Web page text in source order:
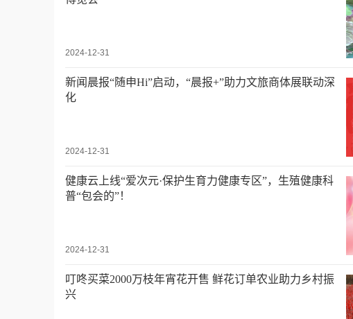
2024-12-31
新闻晨报“随申Hi”启动，“晨报+”助力文旅商体展联动深
化
2024-12-31
健康云上线“爱次元·保护生育力健康专区”，生殖健康科
普“包会的”！
2024-12-31
叮咚买菜2000万枝年宵花开售 鲜花订单农业助力乡村振
兴